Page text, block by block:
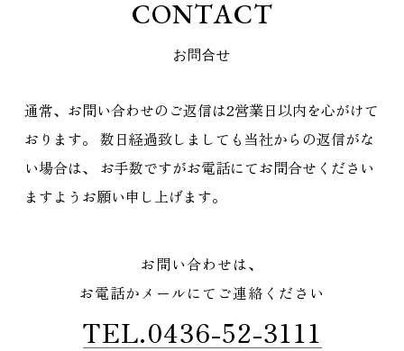
CONTACT
お問合せ
通常、お問い合わせのご返信は2営業日以内を心がけて
おります。 数日経過致しましても当社からの返信がな
い場合は、
お手数ですがお電話にてお問合せください
ますようお願い申し上げます。
お問い合わせは、
お電話かメールにてご連絡ください
TEL.0436-52-3111